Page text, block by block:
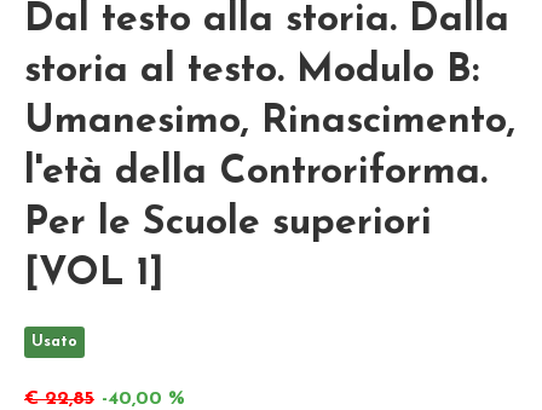
Dal testo alla storia. Dalla
storia al testo. Modulo B:
Umanesimo, Rinascimento,
l'età della Controriforma.
Per le Scuole superiori
[VOL 1]
Usato
€ 22,85 -40,00 %